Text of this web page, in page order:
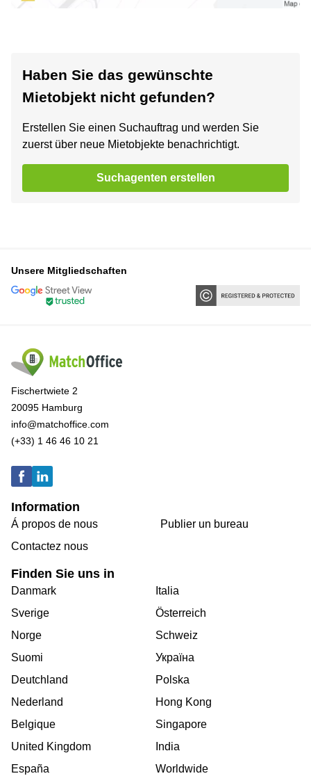
Haben Sie das gewünschte
Mietobjekt nicht gefunden?
Erstellen Sie einen Suchauftrag und werden Sie
zuerst über neue Mietobjekte benachrichtigt.
Suchagenten erstellen
Unsere Mitgliedschaften
Fischertwiete 2
20095 Hamburg
info@matchoffice.com
(+33) 1 46 46 10 21
Information
Á propos de nous
Contactez nous
Publier un bureau
Finden Sie uns in
Danmark
Sverige
Norge
Suomi
Deutchland
Nederland
Belgique
United Kingdom
España
Italia
Österreich
Schweiz
Україна
Polska
Hong Kong
Singapore
India
Worldwide